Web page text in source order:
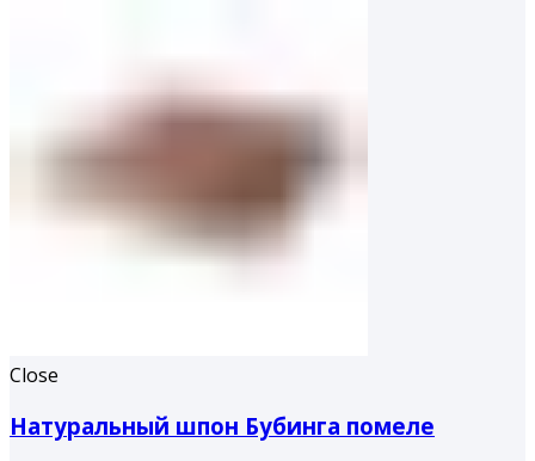
Close
Натуральный шпон Бубинга помеле